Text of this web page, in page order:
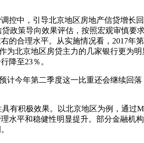
中，引导北京地区房地产信贷增长回
政策导向效果评估，按照宏观审慎
的合理水平。从实施情况看，2017年
为北京地区房贷主力的几家银行更为明
降至23％。
今年第二季度这一比重还会继续回
积极效果。以北京地区为例，通过
水平和稳健性明显提升。部分金融